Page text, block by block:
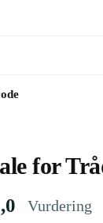
for
Vurdering